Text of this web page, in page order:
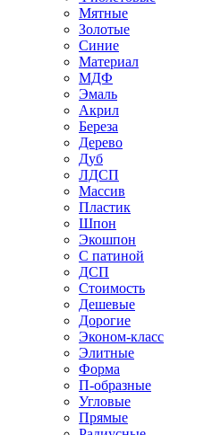
Мятные
Золотые
Синие
Материал
МДФ
Эмаль
Акрил
Береза
Дерево
Дуб
ЛДСП
Массив
Пластик
Шпон
Экошпон
С патиной
ДСП
Стоимость
Дешевые
Дорогие
Эконом-класс
Элитные
Форма
П-образные
Угловые
Прямые